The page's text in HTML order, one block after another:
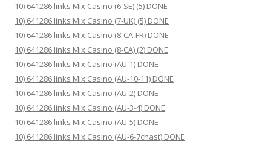
10) 641286 links Mix Casino (6-SE) (5) DONE
10) 641286 links Mix Casino (7-UK) (5) DONE
10) 641286 links Mix Casino (8-CA-FR) DONE
10) 641286 links Mix Casino (8-CA) (2) DONE
10) 641286 links Mix Casino (AU-1) DONE
10) 641286 links Mix Casino (AU-10-11) DONE
10) 641286 links Mix Casino (AU-2) DONE
10) 641286 links Mix Casino (AU-3-4) DONE
10) 641286 links Mix Casino (AU-5) DONE
10) 641286 links Mix Casino (AU-6-7chast) DONE